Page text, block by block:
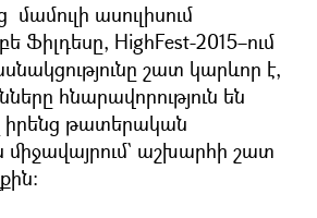
ասուլիսում
Ֆիլդեսը, HighFest-2015–ում
շատ կարևոր է,
հնարավորություն են
իրենց թատերական
միջավայրում` աշխարհի շատ